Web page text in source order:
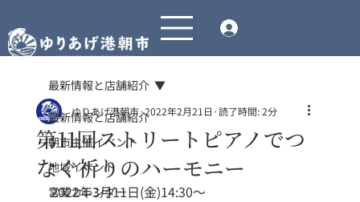
最新情報と店舗紹介
朝市主催イベント
地域イベント
営業カレンダー
最新情報と店舗紹介
第11回ストリートピアノでつ
なぐ祈りのハーモニー
ゆりあげ港朝市 2022年2月21日 読了時間: 2分
2022年3月11日(金)14:30～